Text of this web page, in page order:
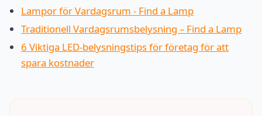
Lampor för Vardagsrum - Find a Lamp
Traditionell Vardagsrumsbelysning – Find a Lamp
6 Viktiga LED-belysningstips för företag för att
spara kostnader